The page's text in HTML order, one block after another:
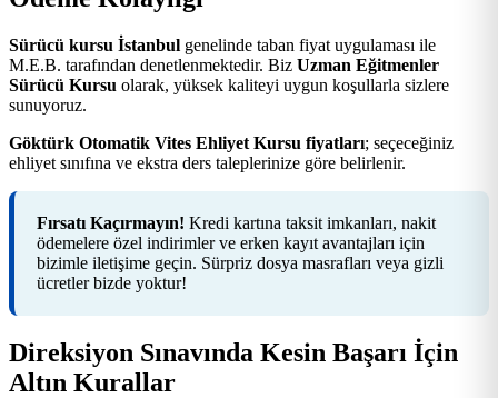
Sürücü kursu İstanbul genelinde taban fiyat uygulaması ile
M.E.B. tarafından denetlenmektedir. Biz Uzman Eğitmenler
Sürücü Kursu olarak, yüksek kaliteyi uygun koşullarla sizlere
sunuyoruz.
Göktürk Otomatik Vites Ehliyet Kursu fiyatları; seçeceğiniz
ehliyet sınıfına ve ekstra ders taleplerinize göre belirlenir.
Fırsatı Kaçırmayın! Kredi kartına taksit imkanları, nakit
ödemelere özel indirimler ve erken kayıt avantajları için
bizimle iletişime geçin. Sürpriz dosya masrafları veya gizli
ücretler bizde yoktur!
Direksiyon Sınavında Kesin Başarı İçin
Altın Kurallar